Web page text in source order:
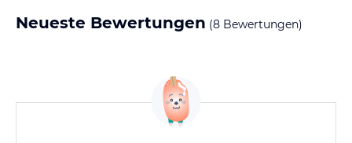
Neueste Bewertungen (8 Bewertungen)